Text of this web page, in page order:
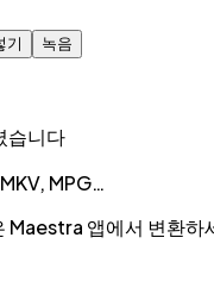
기 녹음
습니다
MPG…
Maestra 앱에서 변환하